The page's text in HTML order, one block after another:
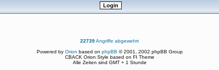
22739Angriffe abgewehrt
Powered by Orion based on phpBB © 2001, 2002 phpBB Group
CBACK Orion Style based on FI Theme
Alle Zeiten sind GMT + 1 Stunde